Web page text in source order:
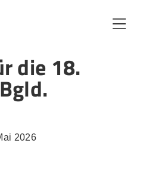
die 18.
2026